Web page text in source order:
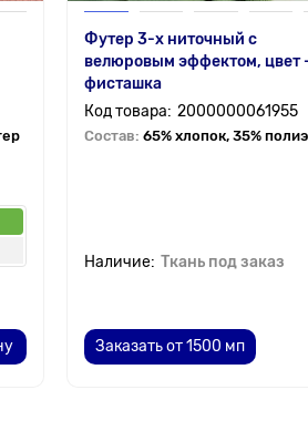
Футер 3-х ниточный с
велюровым эффектом, цвет
фисташка
2000000061955
Состав: 65% хлопок, 35%
Ткань под заказ
Заказать от 1500 мп